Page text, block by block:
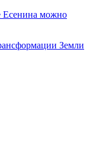
Есенина можно
Земли